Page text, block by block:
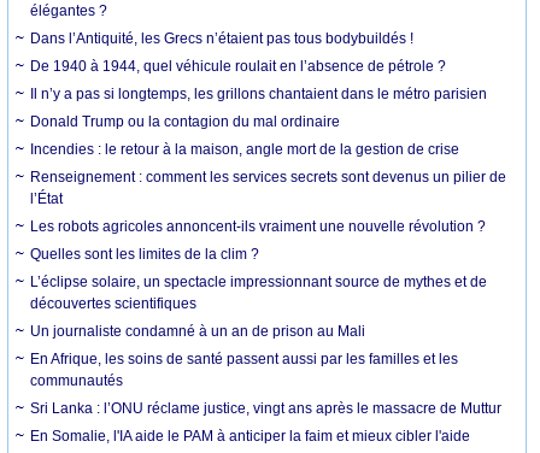
élégantes ?
Dans l’Antiquité, les Grecs n’étaient pas tous bodybuildés !
De 1940 à 1944, quel véhicule roulait en l’absence de pétrole ?
Il n’y a pas si longtemps, les grillons chantaient dans le métro parisien
Donald Trump ou la contagion du mal ordinaire
Incendies : le retour à la maison, angle mort de la gestion de crise
Renseignement : comment les services secrets sont devenus un pilier de
l’État
Les robots agricoles annoncent-ils vraiment une nouvelle révolution ?
Quelles sont les limites de la clim ?
L’éclipse solaire, un spectacle impressionnant source de mythes et de
découvertes scientifiques
Un journaliste condamné à un an de prison au Mali
En Afrique, les soins de santé passent aussi par les familles et les
communautés
Sri Lanka : l’ONU réclame justice, vingt ans après le massacre de Muttur
En Somalie, l'IA aide le PAM à anticiper la faim et mieux cibler l'aide